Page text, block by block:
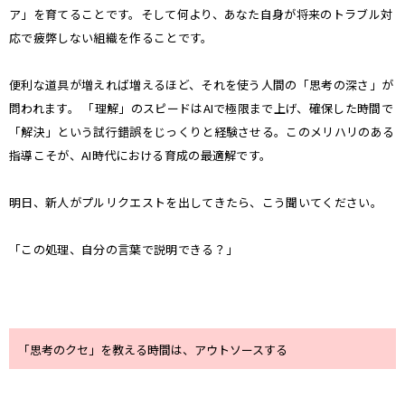
ア」を育てることです。そして何より、あなた自身が将来のトラブル対
応で疲弊しない組織を作ることです。
便利な道具が増えれば増えるほど、それを使う人間の「思考の深さ」が
問われます。 「理解」のスピードはAIで極限まで上げ、確保した時間で
「解決」という試行錯誤をじっくりと経験させる。このメリハリのある
指導こそが、AI時代における育成の最適解です。
明日、新人がプルリクエストを出してきたら、こう聞いてください。
「この処理、自分の言葉で説明できる？」
「思考のクセ」を教える時間は、アウトソースする